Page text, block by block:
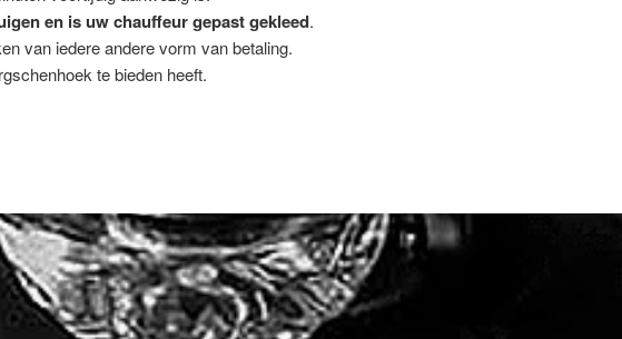
en is uw chauffeur gepast gekleed.
van iedere andere vorm van betaling.
te bieden heeft.